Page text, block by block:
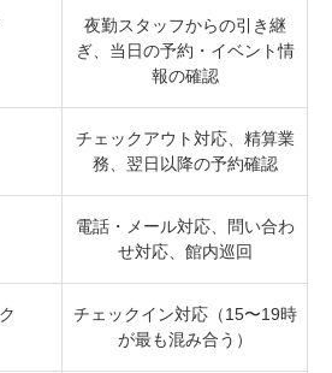
夜勤スタッフからの引き継
ぎ、当日の予約・イベント情
報の確認
チェックアウト対応、精算業
務、翌日以降の予約確認
電話・メール対応、問い合わ
せ対応、館内巡回
チェックイン対応（15〜19時
が最も混み合う）